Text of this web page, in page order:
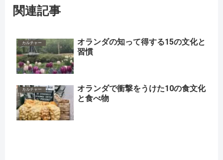
関連記事
カルチャー
オランダの知って得する15の文化と
習慣
カルチャー
オランダで衝撃をうけた10の食文化
と食べ物